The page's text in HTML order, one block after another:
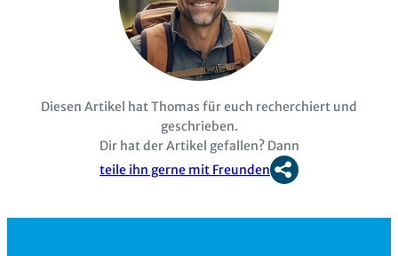
Diesen Artikel hat Thomas für euch recherchiert und
geschrieben.
Dir hat der Artikel gefallen? Dann
teile ihn gerne mit Freunden